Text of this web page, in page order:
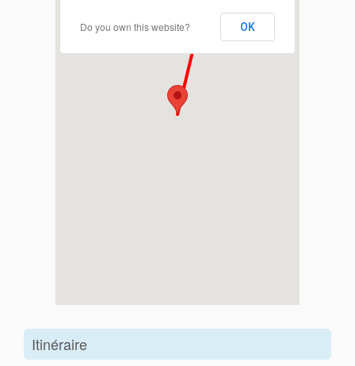
Do you own this website? OK
Itinéraire